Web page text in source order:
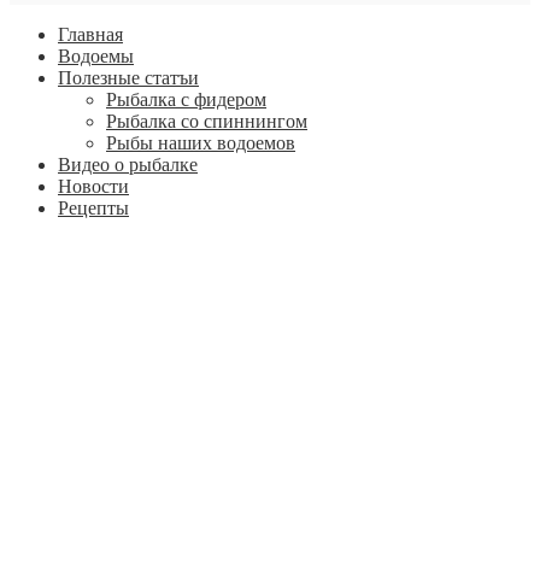
Главная
Водоемы
Полезные статъи
Рыбалка с фидером
Рыбалка со спиннингом
Рыбы наших водоемов
Видео о рыбалке
Новости
Рецепты